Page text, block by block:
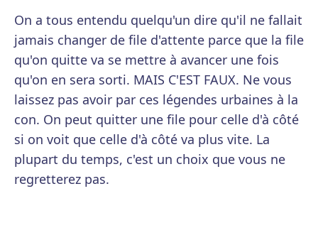
On a tous entendu quelqu'un dire qu'il ne fallait
jamais changer de file d'attente parce que la file
qu'on quitte va se mettre à avancer une fois
qu'on en sera sorti. MAIS C'EST FAUX. Ne vous
laissez pas avoir par ces légendes urbaines à la
con. On peut quitter une file pour celle d'à côté
si on voit que celle d'à côté va plus vite. La
plupart du temps, c'est un choix que vous ne
regretterez pas.